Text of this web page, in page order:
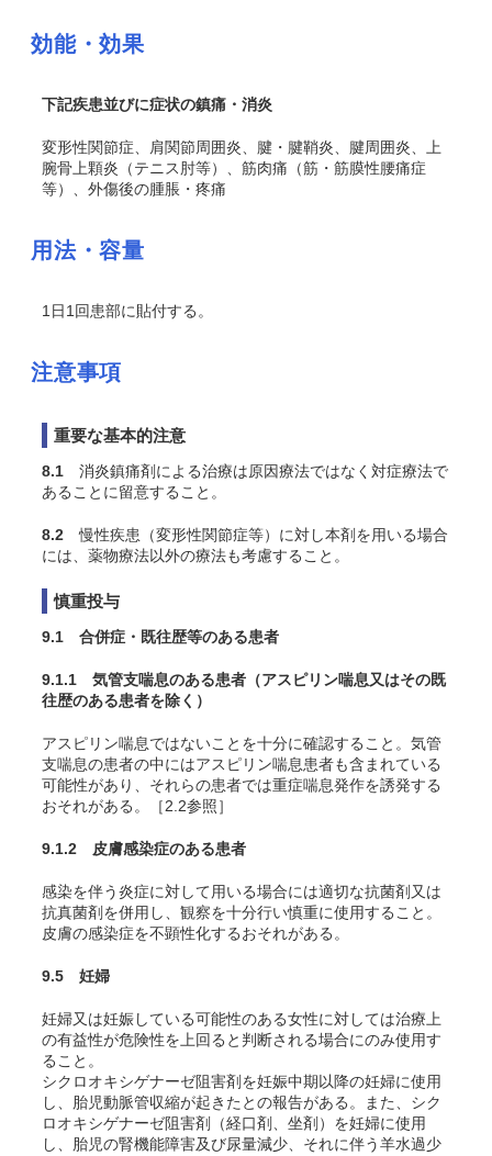
効能・効果
下記疾患並びに症状の鎮痛・消炎
変形性関節症、肩関節周囲炎、腱・腱鞘炎、腱周囲炎、上
腕骨上顆炎（テニス肘等）、筋肉痛（筋・筋膜性腰痛症
等）、外傷後の腫脹・疼痛
用法・容量
1日1回患部に貼付する。
注意事項
重要な基本的注意
8.1 消炎鎮痛剤による治療は原因療法ではなく対症療法で
あることに留意すること。
8.2 慢性疾患（変形性関節症等）に対し本剤を用いる場合
には、薬物療法以外の療法も考慮すること。
慎重投与
9.1 合併症・既往歴等のある患者
9.1.1 気管支喘息のある患者（アスピリン喘息又はその既
往歴のある患者を除く）
アスピリン喘息ではないことを十分に確認すること。気管
支喘息の患者の中にはアスピリン喘息患者も含まれている
可能性があり、それらの患者では重症喘息発作を誘発する
おそれがある。［2.2参照］
9.1.2 皮膚感染症のある患者
感染を伴う炎症に対して用いる場合には適切な抗菌剤又は
抗真菌剤を併用し、観察を十分行い慎重に使用すること。
皮膚の感染症を不顕性化するおそれがある。
9.5 妊婦
妊婦又は妊娠している可能性のある女性に対しては治療上
の有益性が危険性を上回ると判断される場合にのみ使用す
ること。
シクロオキシゲナーゼ阻害剤を妊娠中期以降の妊婦に使用
し、胎児動脈管収縮が起きたとの報告がある。また、シク
ロオキシゲナーゼ阻害剤（経口剤、坐剤）を妊婦に使用
し、胎児の腎機能障害及び尿量減少、それに伴う羊水過少